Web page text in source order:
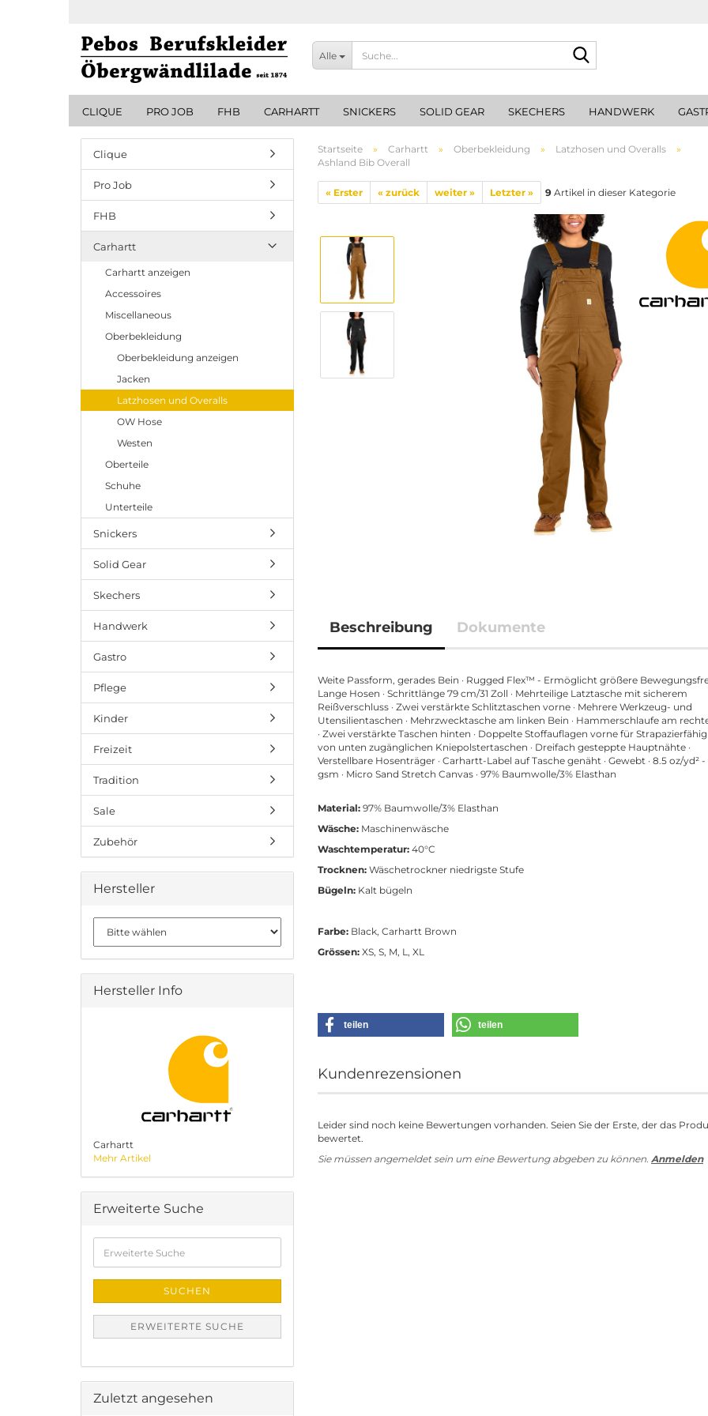
Alle
CLIQUE PRO JOB FHB CARHARTT SNICKERS SOLID GEAR SKECHERS HANDWERK
Startseite » Carhartt » Oberbekleidung » Latzhosen und Overalls
»
Ashland Bib Overall
« Erster « zurück weiter » Letzter » 9 Artikel in dieser Kategorie
Beschreibung Dokumente
Weite Passform, gerades Bein · Rugged Flex™ - Ermöglicht größere
Lange Hosen · Schrittlänge 79 cm/31 Zoll · Mehrteilige Latztasche mit sicherem
Reißverschluss · Zwei verstärkte Schlitztaschen vorne · Mehrere Werkzeug- und
Utensilientaschen · Mehrzwecktasche am linken Bein · Hammerschlaufe am
· Zwei verstärkte Taschen hinten · Doppelte Stoffauflagen vorne für
von unten zugänglichen Kniepolstertaschen · Dreifach gesteppte Hauptnähte ·
Verstellbare Hosenträger · Carhartt-Label auf Tasche genäht · Gewebt · 8.5 oz/yd² -
gsm · Micro Sand Stretch Canvas · 97% Baumwolle/3% Elasthan
Material: 97% Baumwolle/3% Elasthan
Wäsche: Maschinenwäsche
Waschtemperatur: 40°C
Trocknen: Wäschetrockner niedrigste Stufe
Bügeln: Kalt bügeln
Farbe: Black, Carhartt Brown
Grössen: XS, S, M, L, XL
teilen teilen
Kundenrezensionen
Leider sind noch keine Bewertungen vorhanden. Seien Sie der Erste, der das
bewertet.
Sie müssen angemeldet sein um eine Bewertung abgeben zu können. Anmelden
Clique
Pro Job
FHB
Carhartt
Carhartt anzeigen
Accessoires
Miscellaneous
Oberbekleidung
Oberbekleidung anzeigen
Jacken
Latzhosen und Overalls
OW Hose
Westen
Oberteile
Schuhe
Unterteile
Snickers
Solid Gear
Skechers
Handwerk
Gastro
Pflege
Kinder
Freizeit
Tradition
Sale
Zubehör
Hersteller
Hersteller Info
Carhartt
Mehr Artikel
Erweiterte Suche
Suche
SUCHEN
ERWEITERTE SUCHE
Zuletzt angesehen